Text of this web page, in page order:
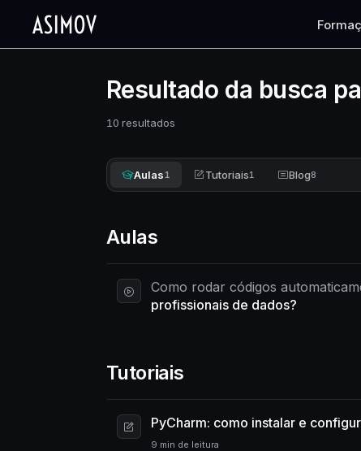
Resultado da busca
10 resultados
Aulas1 Tutoriais1 Blog8
Aulas
Como rodar códigos
profissionais de dados?
Tutoriais
PyCharm: como instalar e
9 min de leitura